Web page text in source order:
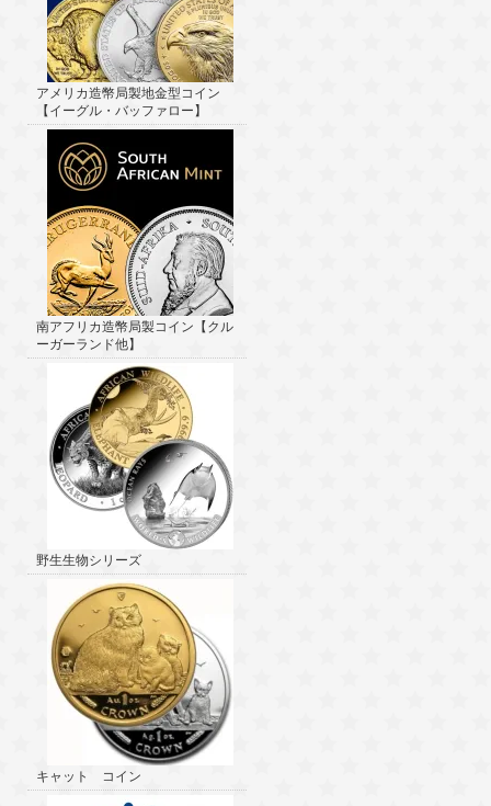
アメリカ造幣局製地金型コイン
【イーグル・バッファロー】
南アフリカ造幣局製コイン【クル
ーガーランド他】
野生生物シリーズ
キャット コイン